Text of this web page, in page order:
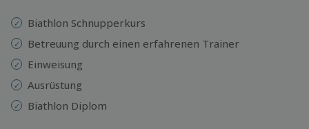
Biathlon Schnupperkurs
​​Betreuung durch einen erfahrenen Trainer
Einweisung
Ausrüstung
Biathlon Diplom